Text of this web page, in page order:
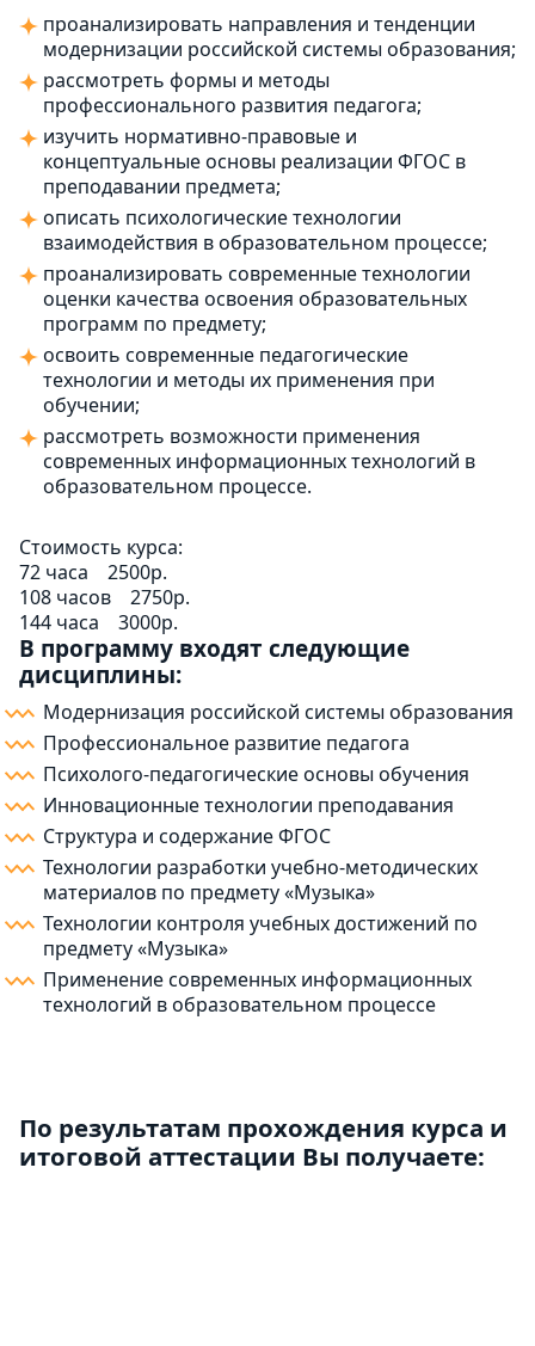
проанализировать направления и тенденции
модернизации российской системы образования;
рассмотреть формы и методы
профессионального развития педагога;
изучить нормативно-правовые и
концептуальные основы реализации ФГОС в
преподавании предмета;
описать психологические технологии
взаимодействия в образовательном процессе;
проанализировать современные технологии
оценки качества освоения образовательных
программ по предмету;
освоить современные педагогические
технологии и методы их применения при
обучении;
рассмотреть возможности применения
современных информационных технологий в
образовательном процессе.
Стоимость курса:
72 часа
2500р.
108 часов
2750р.
144 часа
3000р.
В программу входят следующие
дисциплины:
Модернизация российской системы образования
Профессиональное развитие педагога
Психолого-педагогические основы обучения
Инновационные технологии преподавания
Структура и содержание ФГОС
Технологии разработки учебно-методических
материалов по предмету «Музыка»
Технологии контроля учебных достижений по
предмету «Музыка»
Применение современных информационных
технологий в образовательном процессе
По результатам прохождения курса и
итоговой аттестации Вы получаете: